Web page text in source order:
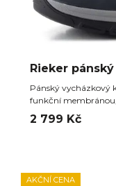
Rieker
Pánský vycházkový
funkční
2 799 Kč
AKČNÍ CENA